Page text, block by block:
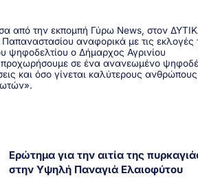
από την εκπομπή Γύρω News, στον
αναφορικά με τις εκλογές
ψηφοδελτίου ο Δήμαρχος Αγρινίου
προχωρήσουμε σε ένα ανανεωμένο
και όσο γίνεται καλύτερους ανθρώπους
Ερώτημα για την αιτία της
στην Υψηλή Παναγιά Ελαιοφύτου